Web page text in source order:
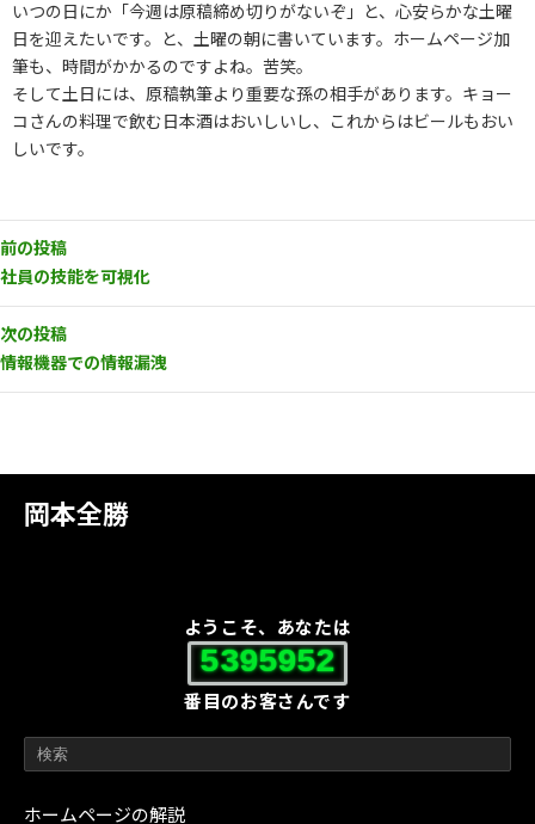
岡本全勝
ようこそ、あなたは
5395952
番目のお客さんです
ホームページの解説
いつの日にか「今週は原稿締め切りがないぞ」と、心安らかな土曜
日を迎えたいです。と、土曜の朝に書いています。ホームページ加
筆も、時間がかかるのですよね。苦笑。
そして土日には、原稿執筆より重要な孫の相手があります。キョー
コさんの料理で飲む日本酒はおいしいし、これからはビールもおい
しいです。
前の投稿
社員の技能を可視化
次の投稿
情報機器での情報漏洩